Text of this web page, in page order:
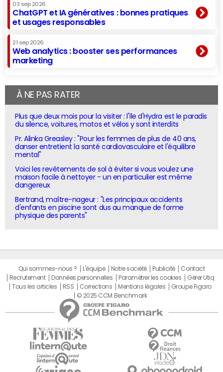
03 sep 2026
ChatGPT et IA génératives : bonnes pratiques
et usages responsables
21 sep 2026
Web analytics : booster ses performances
marketing
À NE PAS RATER
Plus que deux mois pour la visiter : l'île d'Hydra est le paradis
du silence, voitures, motos et vélos y sont interdits
Pr. Alinka Greasley : "Pour les femmes de plus de 40 ans,
danser entretient la santé cardiovasculaire et l'équilibre
mental"
Voici les revêtements de sol à éviter si vous voulez une
maison facile à nettoyer - un en particulier est même
dangereux
Bertrand, maître-nageur : "Les principaux accidents
d'enfants en piscine sont dus au manque de forme
physique des parents"
Qui sommes-nous ? L'équipe Notre société Publicité
Contact
Recrutement
Données personnelles Paramétrer les cookies
Gérer Utiq
Tous les articles
RSS Corrections Mentions légales
Groupe Figaro
© 2025 CCM Benchmark